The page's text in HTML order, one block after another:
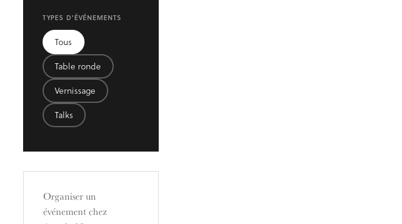
TYPES D'ÉVÉNEMENTS
Tous
Table ronde
Vernissage
Talks
Organiser un
événement chez